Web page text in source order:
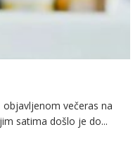
objavljenom večeras na
satima došlo je do...